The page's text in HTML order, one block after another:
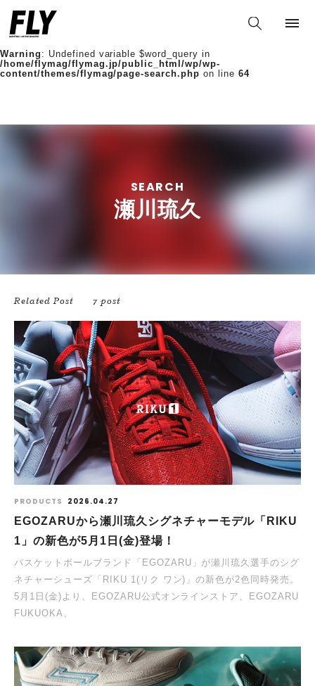
Warning: Undefined variable $words in
/home/flymag/flymag.jp/public_html/wp/wp-
content/themes/flymag/page-search.php
Warning : Undefined variable $word_query in
/home/flymag/flymag.jp/public_html/wp/wp-
content/themes/flymag/page-search.php on line 64
SEARCH
瀬川琉久
Related Post 7 post
PRODUCTS 2026.04.27
EGOZARUから瀬川琉久シグネチャーモデル「RIKU
1」の新色が5月1日(金)登場！
バスケットボールブランド「EGOZARU」が瀬川琉久選手のシグ
ネチャーシューズ「RIKU 1(リク ワン)」の新⾊が2色同時発売。
5月1日(金)より、EGOZARU公式オンラインストア、EGOZARU
FUKUOKA、